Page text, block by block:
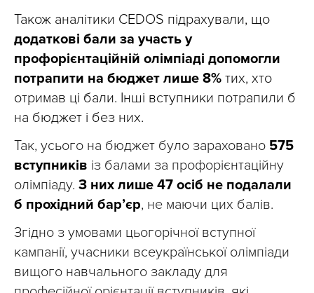
Також аналітики CEDOS підрахували, що
додаткові бали за участь у
профорієнтаційній олімпіаді допомогли
потрапити на бюджет лише 8% тих, хто
отримав ці бали. Інші вступники потрапили б
на бюджет і без них.
Так, усього на бюджет було зараховано 575
вступників із балами за профорієнтаційну
олімпіаду. З них лише 47 осіб не подалали
б прохідний бар’єр, не маючи цих балів.
Згідно з умовами цьогорічної вступної
кампанії, учасники всеукраїнської олімпіади
вищого навчального закладу для